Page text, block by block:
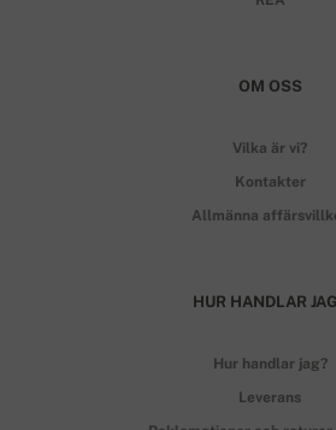
OM OSS
Vilka är vi?
Kontakter
Allmänna
HUR HANDLAR
Hur handlar jag?
Leverans